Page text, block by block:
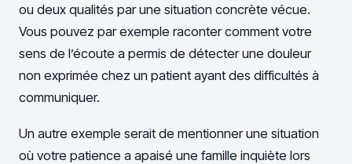
ou deux qualités par une situation concrète vécue.
Vous pouvez par exemple raconter comment votre
sens de l’écoute a permis de détecter une douleur
non exprimée chez un patient ayant des difficultés à
communiquer.
Un autre exemple serait de mentionner une situation
où votre patience a apaisé une famille inquiète lors